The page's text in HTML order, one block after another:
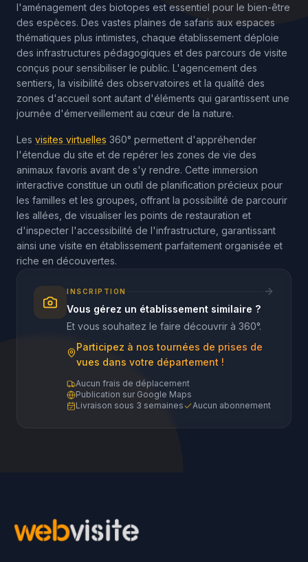
l'aménagement des biotopes est essentiel pour le bien-être
des espèces. Des vastes plaines de safaris aux espaces
thématiques plus intimistes, chaque établissement déploie
des infrastructures pédagogiques et des parcours de visite
conçus pour sensibiliser le public. L'agencement des
sentiers, la visibilité des observatoires et la qualité des
zones d'accueil sont autant d'éléments qui garantissent une
journée d'émerveillement au cœur de la nature.
Les visites virtuelles 360° permettent d'appréhender
l'étendue du site et de repérer les zones de vie des
animaux favoris avant de s'y rendre. Cette immersion
interactive constitue un outil de planification précieux pour
les familles et les groupes, offrant la possibilité de parcourir
les allées, de visualiser les points de restauration et
d'inspecter l'accessibilité de l'infrastructure, garantissant
ainsi une visite en établissement parfaitement organisée et
riche en découvertes.
INSCRIPTION
Vous gérez un établissement similaire ?
Et vous souhaitez le faire découvrir à 360°.
Participez à nos tournées de prises de
vues dans votre département !
Aucun frais de déplacement
Publication sur Google Maps
Livraison sous 3 semaines
Aucun abonnement